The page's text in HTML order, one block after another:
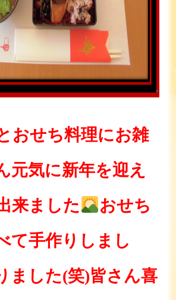
おせち料理にお雑
元気に新年を迎え
来ました
おせち
て手作りしまし
ました(笑)皆さん喜